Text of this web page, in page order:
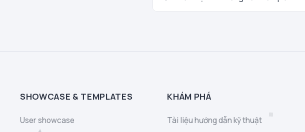
SHOWCASE & TEMPLATES
User showcase
KHÁM PHÁ
Tài liệu hướng dẫn kỹ thuật